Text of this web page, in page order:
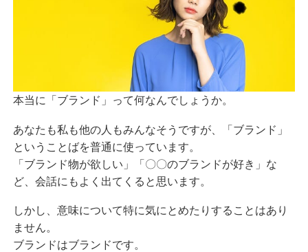
本当に「ブランド」って何なんでしょうか。
あなたも私も他の人もみんなそうですが、「ブランド」
ということばを普通に使っています。
「ブランド物が欲しい」「〇〇のブランドが好き」な
ど、会話にもよく出てくると思います。
しかし、意味について特に気にとめたりすることはあり
ません。
ブランドはブランドです。